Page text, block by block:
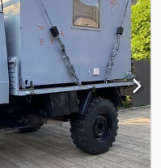
Primeira matrícula:
Estamos a vender um
bem conservado,
equipamentos:
quilómetros, 2.700
dianteiro,
de 2 vias,
suspensão pneumática,
Preparação para lâmina
brisas aquecido,